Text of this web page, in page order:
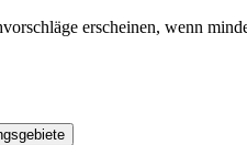
erscheinen, wenn